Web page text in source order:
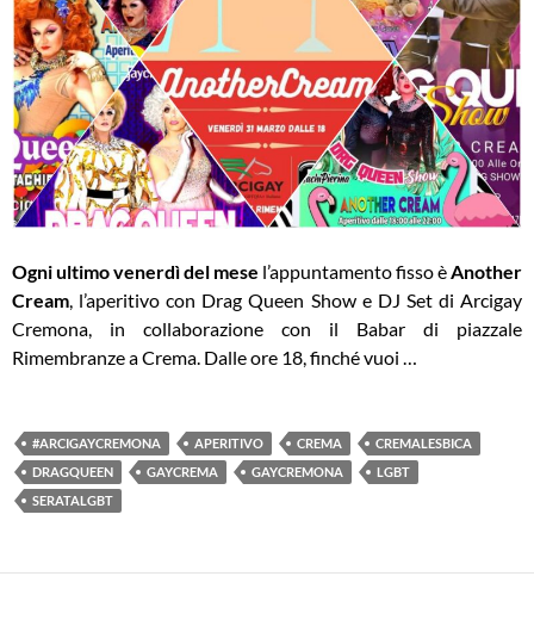
Ogni ultimo venerdì del mese l’appuntamento fisso èAnother
Cream, l’aperitivo con Drag Queen Show e DJ Set di Arcigay
Cremona, in collaborazione con il Babar di piazzale
Rimembranze a Crema. Dalle ore 18, finché vuoi …
#ARCIGAYCREMONA APERITIVO CREMA
CREMALESBICA
DRAGQUEEN
GAYCREMA GAYCREMONA
LGBT
SERATALGBT